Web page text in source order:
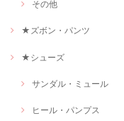
その他
★ズボン・パンツ
★シューズ
サンダル・ミュール
ヒール・パンプス